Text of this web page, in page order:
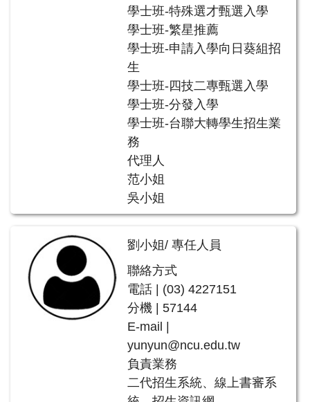
學士班-特殊選才甄選入學
學士班-繁星推薦
學士班-申請入學向日葵組招
生
學士班-四技二專甄選入學
學士班-分發入學
學士班-台聯大轉學生招生業
務
代理人
范小姐
吳小姐
劉小姐/ 專任人員
聯絡方式
電話 | (03) 4227151
分機 | 57144
E-mail |
yunyun@ncu.edu.tw
負責業務
二代招生系統、線上書審系